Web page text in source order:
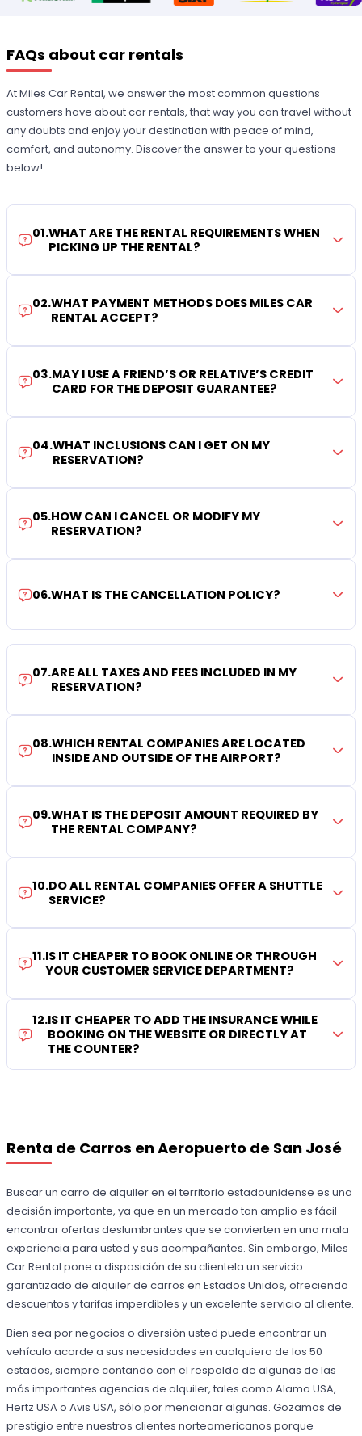
FAQs about car rentals
At Miles Car Rental, we answer the most common questions
customers have about car rentals, that way you can travel without
any doubts and enjoy your destination with peace of mind,
comfort, and autonomy. Discover the answer to your questions
below!
01.WHAT ARE THE RENTAL REQUIREMENTS WHEN
PICKING UP THE RENTAL?
02.WHAT PAYMENT METHODS DOES MILES CAR
RENTAL ACCEPT?
03.MAY I USE A FRIEND’S OR RELATIVE’S CREDIT
CARD FOR THE DEPOSIT GUARANTEE?
04.WHAT INCLUSIONS CAN I GET ON MY
RESERVATION?
05.HOW CAN I CANCEL OR MODIFY MY
RESERVATION?
06.WHAT IS THE CANCELLATION POLICY?
07.ARE ALL TAXES AND FEES INCLUDED IN MY
RESERVATION?
08.WHICH RENTAL COMPANIES ARE LOCATED
INSIDE AND OUTSIDE OF THE AIRPORT?
09.WHAT IS THE DEPOSIT AMOUNT REQUIRED BY
THE RENTAL COMPANY?
10.DO ALL RENTAL COMPANIES OFFER A SHUTTLE
SERVICE?
11.IS IT CHEAPER TO BOOK ONLINE OR THROUGH
YOUR CUSTOMER SERVICE DEPARTMENT?
12.IS IT CHEAPER TO ADD THE INSURANCE WHILE
BOOKING ON THE WEBSITE OR DIRECTLY AT
THE COUNTER?
Renta de Carros en Aeropuerto de San José
Buscar un carro de alquiler en el territorio estadounidense es una
decisión importante, ya que en un mercado tan amplio es fácil
encontrar ofertas deslumbrantes que se convierten en una mala
experiencia para usted y sus acompañantes. Sin embargo, Miles
Car Rental pone a disposición de su clientela un servicio
garantizado de alquiler de carros en Estados Unidos, ofreciendo
descuentos y tarifas imperdibles y un excelente servicio al cliente.
Bien sea por negocios o diversión usted puede encontrar un
vehículo acorde a sus necesidades en cualquiera de los 50
estados, siempre contando con el respaldo de algunas de las
más importantes agencias de alquiler, tales como Alamo USA,
Hertz USA o Avis USA, sólo por mencionar algunas. Gozamos de
prestigio entre nuestros clientes norteamericanos porque